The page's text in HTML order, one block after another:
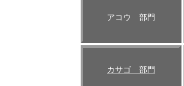
アコウ 部門
カサゴ 部門